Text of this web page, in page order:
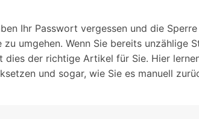
Systemreparatur
Android-Systemreparatur
Entdecken Sie die
Entdecken Sie kostenlose
Ersteinrichtung.
Ihr Passwort vergessen und die
zu umgehen. Wenn Sie bereits
dies der richtige Artikel für Sie. Hier
und sogar, wie Sie es manuell